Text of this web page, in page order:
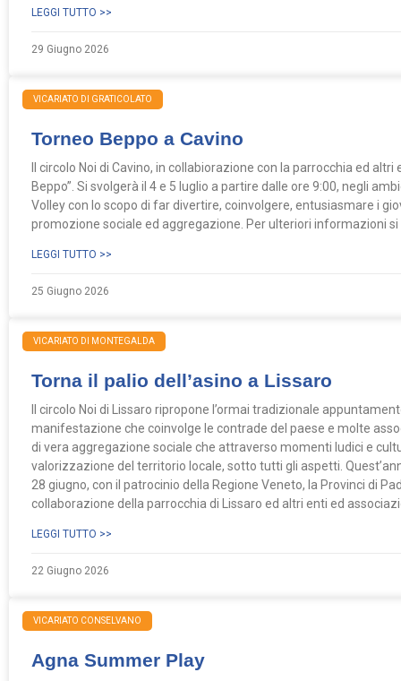
LEGGI TUTTO >>
29 Giugno 2026
VICARIATO DI GRATICOLATO
Torneo Beppo a Cavino
Il circolo Noi di Cavino, in collabiorazione con la parrocchia ed
Beppo”. Si svolgerà il 4 e 5 luglio a partire dalle ore 9:00, negli
Volley con lo scopo di far divertire, coinvolgere, entusiasmare i
promozione sociale ed aggregazione. Per ulteriori informazioni
LEGGI TUTTO >>
25 Giugno 2026
VICARIATO DI MONTEGALDA
Torna il palio dell’asino a Lissaro
Il circolo Noi di Lissaro ripropone l’ormai tradizionale
manifestazione che coinvolge le contrade del paese e molte
di vera aggregazione sociale che attraverso momenti ludici e
valorizzazione del territorio locale, sotto tutti gli aspetti.
28 giugno, con il patrocinio della Regione Veneto, la Provinci di
collaborazione della parrocchia di Lissaro ed altri enti ed
LEGGI TUTTO >>
22 Giugno 2026
VICARIATO CONSELVANO
Agna Summer Play